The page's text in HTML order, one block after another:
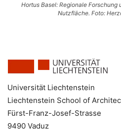
Hortus Basel: Regionale
Nutzfläche. Foto:
Universität Liechtenstein
Liechtenstein School of
Fürst-Franz-Josef-Strasse
9490 Vaduz